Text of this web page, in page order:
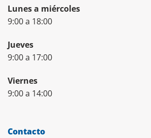
Lunes a miércoles
9:00 a 18:00
Jueves
9:00 a 17:00
Viernes
9:00 a 14:00
Contacto